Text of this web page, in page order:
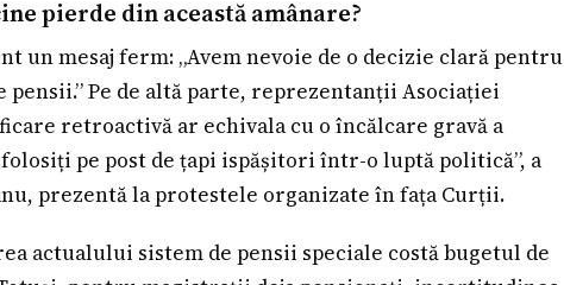
pierde din această amânare?
un mesaj ferm: „Avem nevoie de o decizie clară pentru
Pe de altă parte, reprezentanții Asociației
retroactivă ar echivala cu o încălcare gravă a
pe post de țapi ispășitori într-o luptă politică”, a
prezentă la protestele organizate în fața Curții.
actualului sistem de pensii speciale costă bugetul de